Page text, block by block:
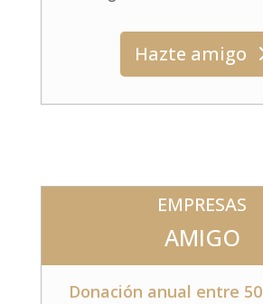
Hazte amigo
EMPRESAS
AMIGO
Donación anual entre